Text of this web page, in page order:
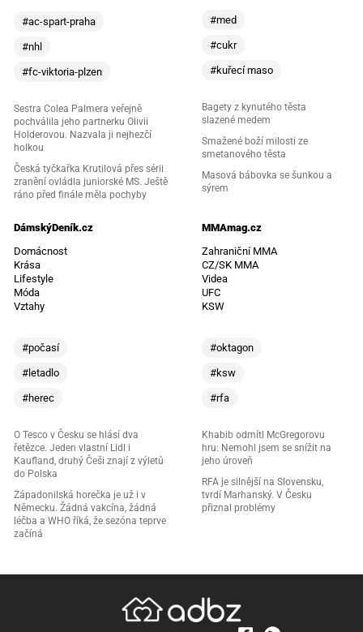
#ac-spart-praha
#nhl
#fc-viktoria-plzen
Sestra Colea Palmera veřejně
pochválila jeho partnerku Olivii
Holderovou. Nazvala ji nejhezčí
holkou
Česká tyčkařka Krutilová přes sérii
zranění ovládla juniorské MS. Ještě
ráno před finále měla pochyby
#med
#cukr
#kuřecí maso
Bagety z kynutého těsta
slazené medem
Smažené boží milosti ze
smetanového těsta
Masová bábovka se šunkou a
sýrem
DámskýDeník.cz
Domácnost
Krása
Lifestyle
Móda
Vztahy
#počasí
#letadlo
#herec
O Tesco v Česku se hlásí dva
řetězce. Jeden vlastní Lidl i
Kaufland, druhý Češi znají z výletů
do Polska
Západonilská horečka je už i v
Německu. Žádná vakcína, žádná
léčba a WHO říká, že sezóna teprve
začíná
MMAmag.cz
Zahraniční MMA
CZ/SK MMA
Videa
UFC
KSW
#oktagon
#ksw
#rfa
Khabib odmítl McGregorovu
hru: Nemohl jsem se snížit na
jeho úroveň
RFA je silnější na Slovensku,
tvrdí Marhanský. V Česku
přiznal problémy